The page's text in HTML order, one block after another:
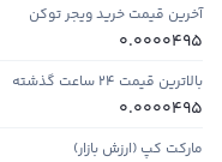
آخرین قیمت خرید ویجر توکن
0.0000495
بالاترین قیمت ۲۴ ساعت گذشته
0.0000495
مارکت کپ (ارزش بازار)